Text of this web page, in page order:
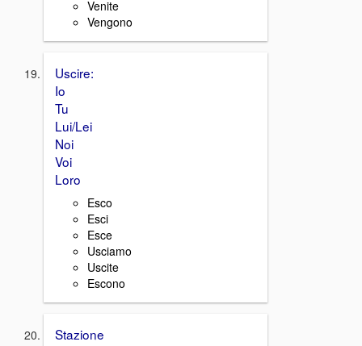
Venite
Vengono
Uscire:
Io
Tu
Lui/Lei
Noi
Voi
Loro
Esco
Esci
Esce
Usciamo
Uscite
Escono
Stazione